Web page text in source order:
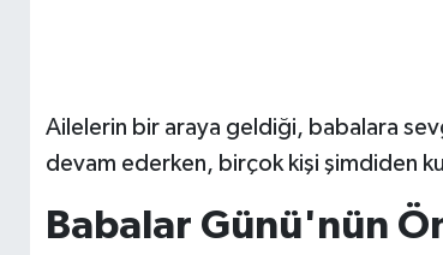
Ailelerin bir araya geldiği, babalara
devam ederken, birçok kişi şimdiden
Babalar Günü'nün